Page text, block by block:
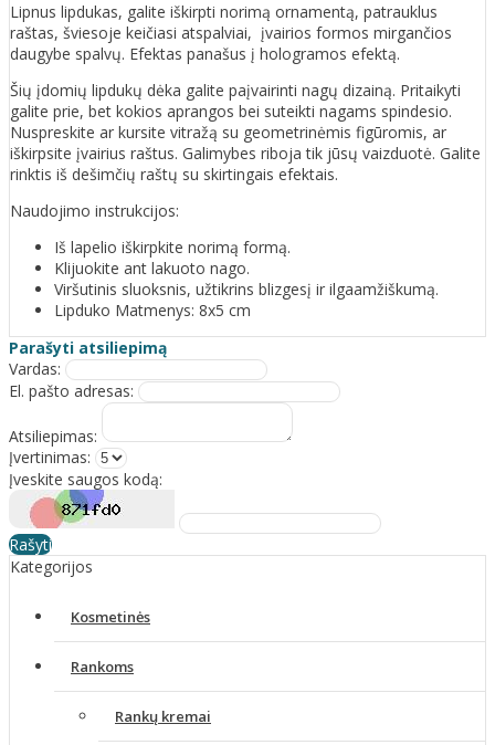
Lipnus lipdukas, galite iškirpti norimą ornamentą, patrauklus
raštas, šviesoje keičiasi atspalviai, įvairios formos mirgančios
daugybe spalvų. Efektas panašus į hologramos efektą.
Šių įdomių lipdukų dėka galite paįvairinti nagų dizainą. Pritaikyti
galite prie, bet kokios aprangos bei suteikti nagams spindesio.
Nuspreskite ar kursite vitražą su geometrinėmis figūromis, ar
iškirpsite įvairius raštus. Galimybes riboja tik jūsų vaizduotė. Galite
rinktis iš dešimčių raštų su skirtingais efektais.
Naudojimo instrukcijos:
Iš lapelio iškirpkite norimą formą.
Klijuokite ant lakuoto nago.
Viršutinis sluoksnis, užtikrins blizgesį ir ilgaamžiškumą.
Lipduko Matmenys: 8x5 cm
Parašyti atsiliepimą
Vardas:
El. pašto adresas:
Atsiliepimas:
Įvertinimas:
Įveskite saugos kodą:
Rašyti
Kategorijos
Kosmetinės
Rankoms
Rankų kremai